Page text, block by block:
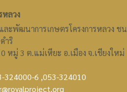
หลวง
ละพัฒนาการเกษตรโครงการหลวง ชน
ำริ
หมู่ 3 ต.แม่เหียะ อ.เมือง จ.เชียงใหม่
324000-6 ,053-324010